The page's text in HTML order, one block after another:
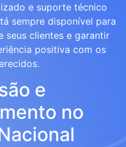
e suporte técnico
sempre disponível para
seus clientes e garantir
positiva com os
e
no